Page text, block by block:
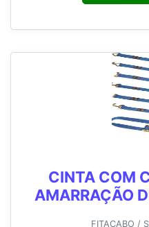
CINTA COM
AMARRAÇÃO
FITACABO /